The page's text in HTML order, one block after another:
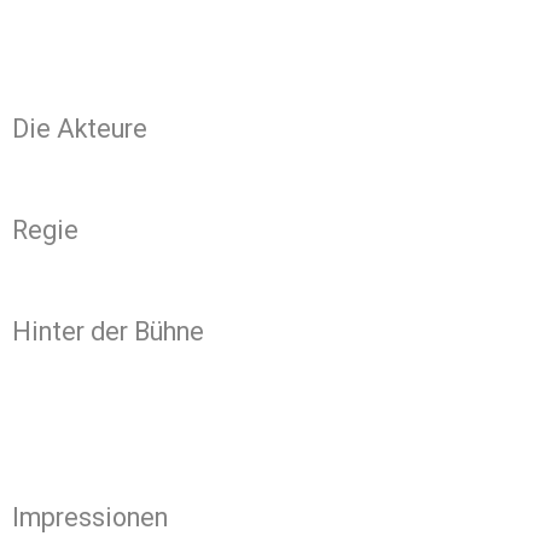
Die Akteure
Regie
Hinter der Bühne
Impressionen